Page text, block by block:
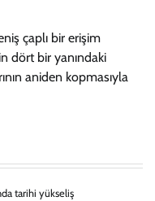
çaplı bir erişim
dört bir yanındaki
aniden kopmasıyla
tarihi yükseliş